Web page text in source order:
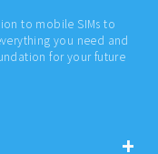
to mobile SIMs to
you need and
for your future